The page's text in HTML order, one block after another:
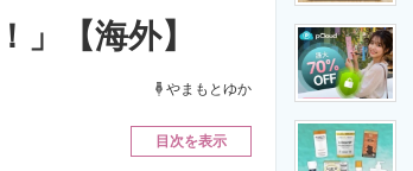
エネルギーの専門メディア
」【海外】
やまもとゆか
目次を表示